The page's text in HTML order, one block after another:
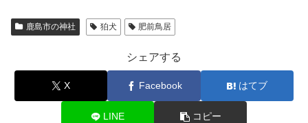
鹿島市の神社 狛犬 肥前鳥居
シェアする
X Facebook はてブ
LINE コピー